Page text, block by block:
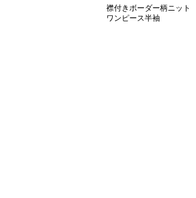
襟付きボーダー柄ニット
ワンピース半袖